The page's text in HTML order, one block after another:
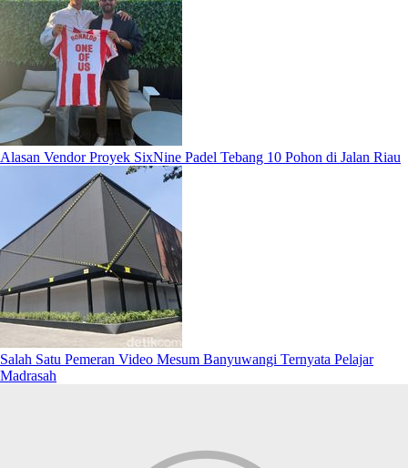
Alasan Vendor Proyek SixNine Padel Tebang 10 Pohon di Jalan Riau
Salah Satu Pemeran Video Mesum Banyuwangi Ternyata Pelajar
Madrasah